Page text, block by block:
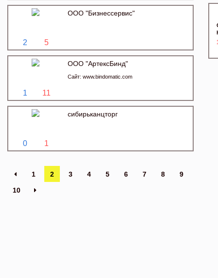
2 5
ООО "Бизнессервис"
1 11
ООО "АртексБинд"
Сайт: www.bindomatic.com
0 1
сибирьканцторг
1 2 3 4 5 6 7 8 9
10